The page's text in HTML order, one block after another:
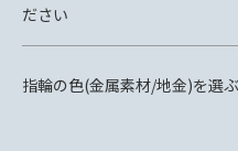
ださい
指輪の色(金属素材/地金)を選